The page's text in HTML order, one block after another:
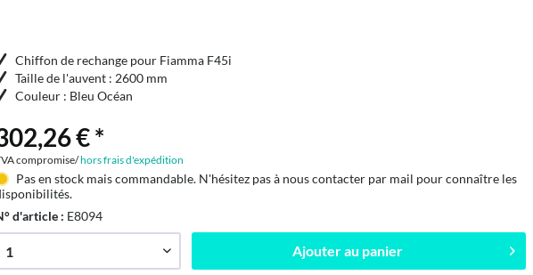
Chiffon de rechange pour Fiamma F45i
Taille de l'auvent : 2600 mm
Couleur : Bleu Océan
€ *
compromise/hors frais d'expédition
Pas en stock mais commandable. N'hésitez pas à nous contacter par mail pour connaître les
d'article : E8094
Ajouter au panier